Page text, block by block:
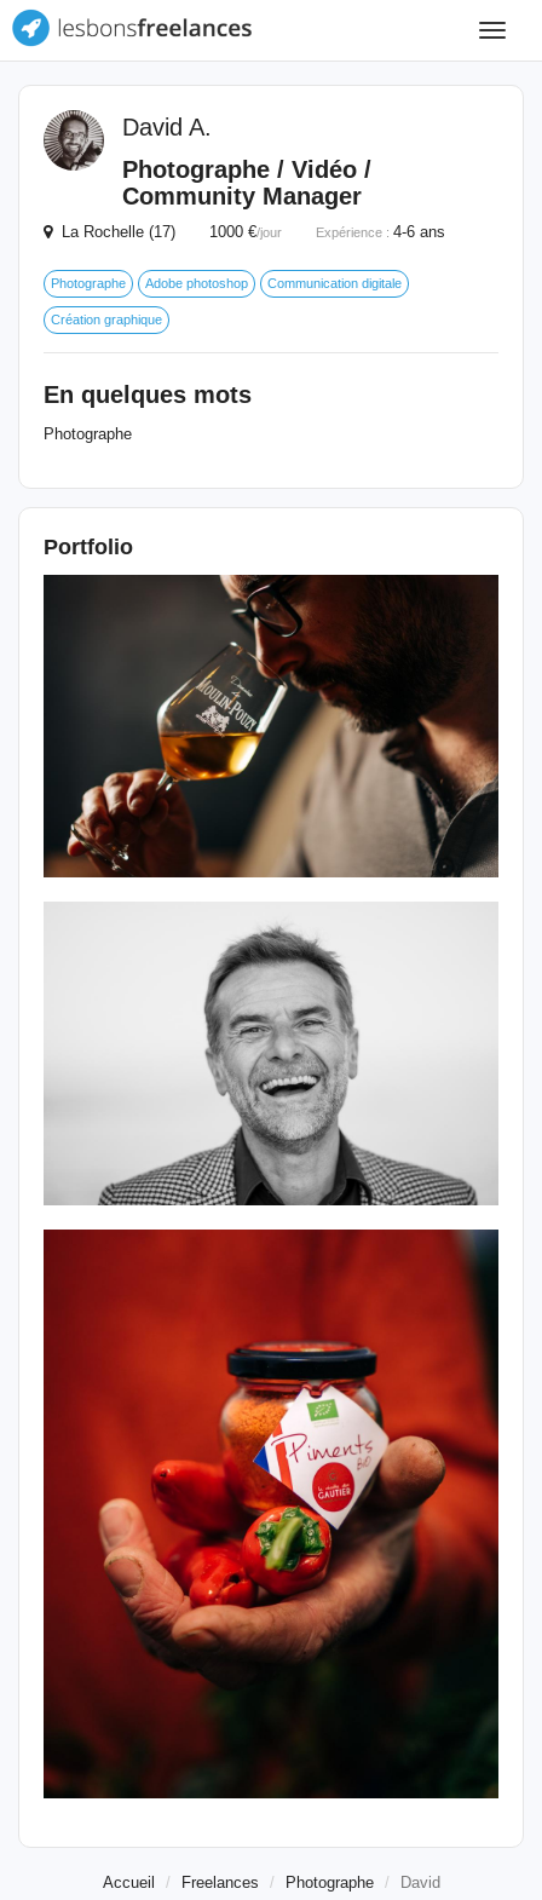
Toggle
David A.
Photographe / Vidéo /
Community Manager
La Rochelle (17) 1000 €/jour Expérience : 4-6 ans
Photographe Adobe photoshop Communication digitale
Création graphique
En quelques mots
Photographe
Portfolio
Accueil Freelances Photographe David